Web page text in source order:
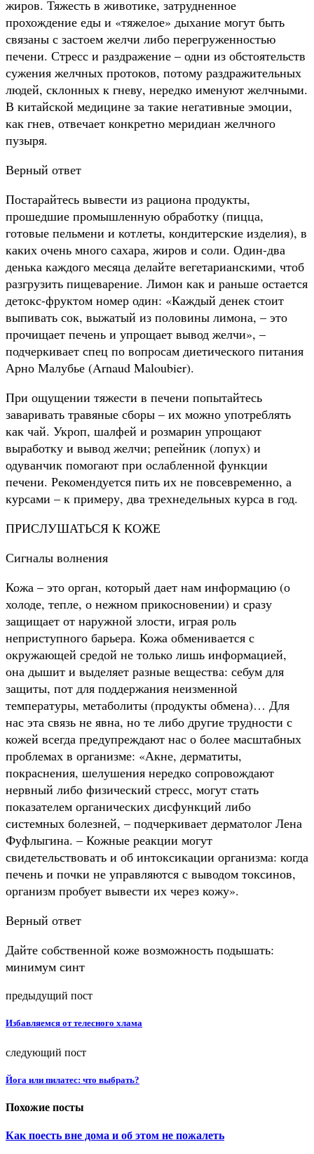
жиров. Тяжесть в животике, затрудненное
прохождение еды и «тяжелое» дыхание могут быть
связаны с застоем желчи либо перегруженностью
печени. Стресс и раздражение – одни из обстоятельств
сужения желчных протоков, потому раздражительных
людей, склонных к гневу, нередко именуют желчными.
В китайской медицине за такие негативные эмоции,
как гнев, отвечает конкретно меридиан желчного
пузыря.
Верный ответ
Постарайтесь вывести из рациона продукты,
прошедшие промышленную обработку (пицца,
готовые пельмени и котлеты, кондитерские изделия), в
каких очень много сахара, жиров и соли. Один-два
денька каждого месяца делайте вегетарианскими, чтоб
разгрузить пищеварение. Лимон как и раньше остается
детокс-фруктом номер один: «Каждый денек стоит
выпивать сок, выжатый из половины лимона, – это
прочищает печень и упрощает вывод желчи», –
подчеркивает спец по вопросам диетического питания
Арно Малубье (Arnaud Maloubier).
При ощущении тяжести в печени попытайтесь
заваривать травяные сборы – их можно употреблять
как чай. Укроп, шалфей и розмарин упрощают
выработку и вывод желчи; репейник (лопух) и
одуванчик помогают при ослабленной функции
печени. Рекомендуется пить их не повсевременно, а
курсами – к примеру, два трехнедельных курса в год.
ПРИСЛУШАТЬСЯ К КОЖЕ
Сигналы волнения
Кожа – это орган, который дает нам информацию (о
холоде, тепле, о нежном прикосновении) и сразу
защищает от наружной злости, играя роль
неприступного барьера. Кожа обменивается с
окружающей средой не только лишь информацией,
она дышит и выделяет разные вещества: себум для
защиты, пот для поддержания неизменной
температуры, метаболиты (продукты обмена)… Для
нас эта связь не явна, но те либо другие трудности с
кожей всегда предупреждают нас о более масштабных
проблемах в организме: «Акне, дерматиты,
покраснения, шелушения нередко сопровождают
нервный либо физический стресс, могут стать
показателем органических дисфункций либо
системных болезней, – подчеркивает дерматолог Лена
Фуфлыгина. – Кожные реакции могут
свидетельствовать и об интоксикации организма: когда
печень и почки не управляются с выводом токсинов,
организм пробует вывести их через кожу».
Верный ответ
Дайте собственной коже возможность подышать:
минимум синт
предыдущий пост
Избавляемся от телесного хлама
следующий пост
Йога или пилатес: что выбрать?
Похожие посты
Как поесть вне дома и об этом не пожалеть